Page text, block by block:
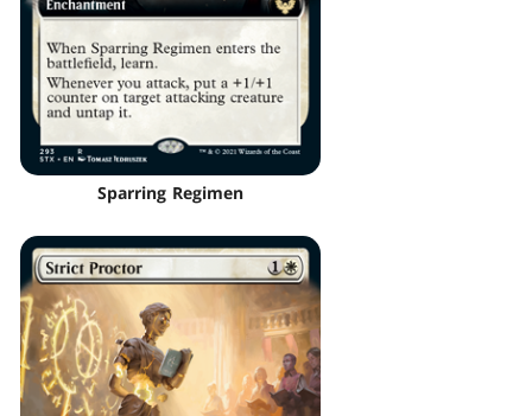
Sparring Regimen